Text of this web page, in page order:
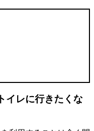
イレに行きたくな